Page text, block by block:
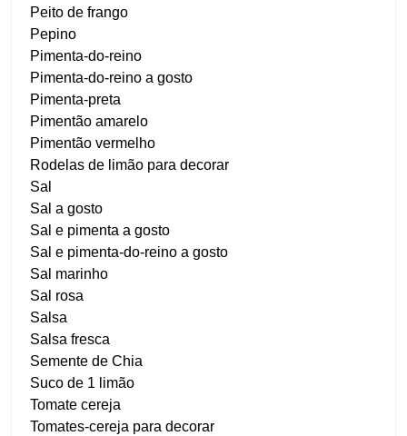
Peito de frango
Pepino
Pimenta-do-reino
Pimenta-do-reino a gosto
Pimenta-preta
Pimentão amarelo
Pimentão vermelho
Rodelas de limão para decorar
Sal
Sal a gosto
Sal e pimenta a gosto
Sal e pimenta-do-reino a gosto
Sal marinho
Sal rosa
Salsa
Salsa fresca
Semente de Chia
Suco de 1 limão
Tomate cereja
Tomates-cereja para decorar